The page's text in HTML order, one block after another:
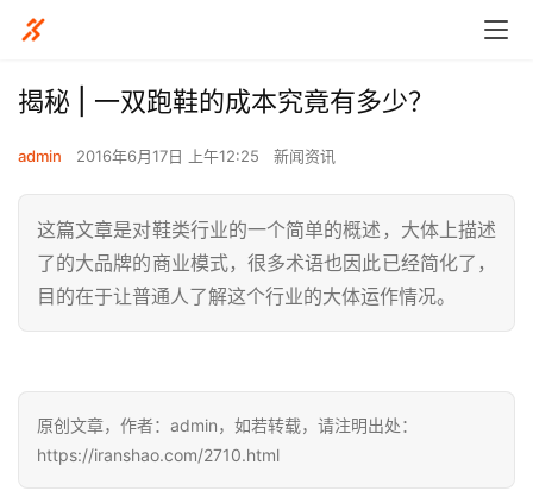
揭秘 | 一双跑鞋的成本究竟有多少？
admin 2016年6月17日 上午12:25 新闻资讯
这篇文章是对鞋类行业的一个简单的概述，大体上描述
了的大品牌的商业模式，很多术语也因此已经简化了，
目的在于让普通人了解这个行业的大体运作情况。
原创文章，作者：admin，如若转载，请注明出处：
https://iranshao.com/2710.html